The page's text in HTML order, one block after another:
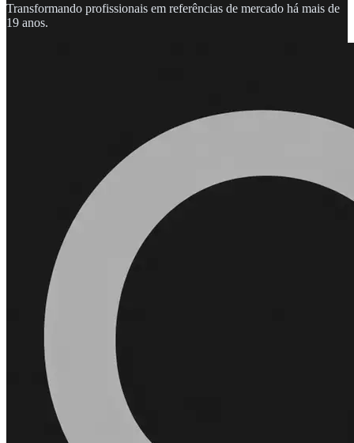
Transformando profissionais em referências de mercado há mais de
19 anos.